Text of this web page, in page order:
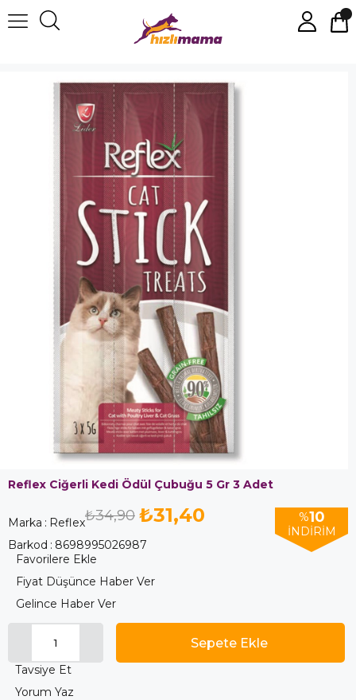
Reflex Ciğerli Kedi Ödül Çubuğu 5 Gr 3 Adet
Marka : Reflex %10
İNDIRIM
₺34,90 ₺31,40
Barkod : 8698995026987
Favorilere Ekle
Fiyat Düşünce Haber Ver
Gelince Haber Ver
Tavsiye Et
Yorum Yaz